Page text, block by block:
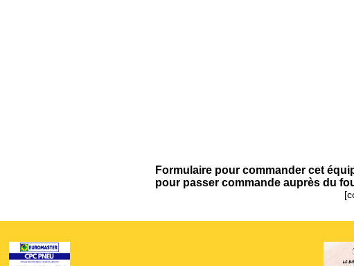
Formulaire pour commander cet
pour passer commande auprès du